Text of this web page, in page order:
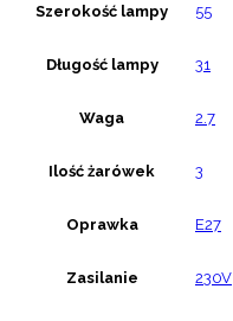
Szerokość lampy 55
Długość lampy 31
Waga 2.7
Ilość żarówek 3
Oprawka E27
Zasilanie 230V